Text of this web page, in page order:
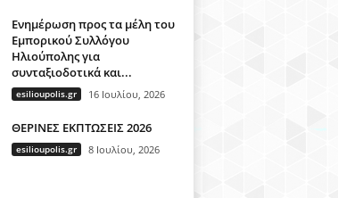
Ενημέρωση προς τα μέλη του
Εμπορικού Συλλόγου
Ηλιούπολης για
συνταξιοδοτικά και...
esilioupolis.gr 16 Ιουλίου, 2026
ΘΕΡΙΝΕΣ ΕΚΠΤΩΣΕΙΣ 2026
esilioupolis.gr 8 Ιουλίου, 2026